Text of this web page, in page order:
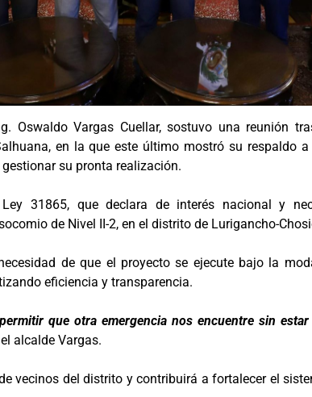
Oswaldo Vargas Cuellar, sostuvo una reunión
en la que este último mostró su respaldo
su pronta realización.
31865, que declara de interés nacional y
de Nivel II-2, en el distrito de Lurigancho-
de que el proyecto se ejecute bajo la
eficiencia y transparencia.
que otra emergencia nos encuentre sin
alcalde Vargas.
vecinos del distrito y contribuirá a fortalecer el